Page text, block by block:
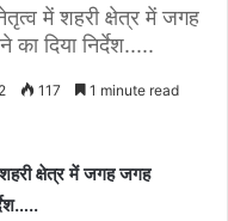
में शहरी क्षेत्र में जगह
दिया निर्देश.....
117 1 minute read
क्षेत्र में जगह जगह